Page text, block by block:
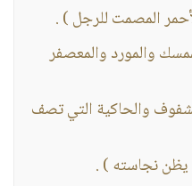
المصمت للرجل ) .
والمورد والمعصفر
والحاكية التي تصف
نجاسته ) .